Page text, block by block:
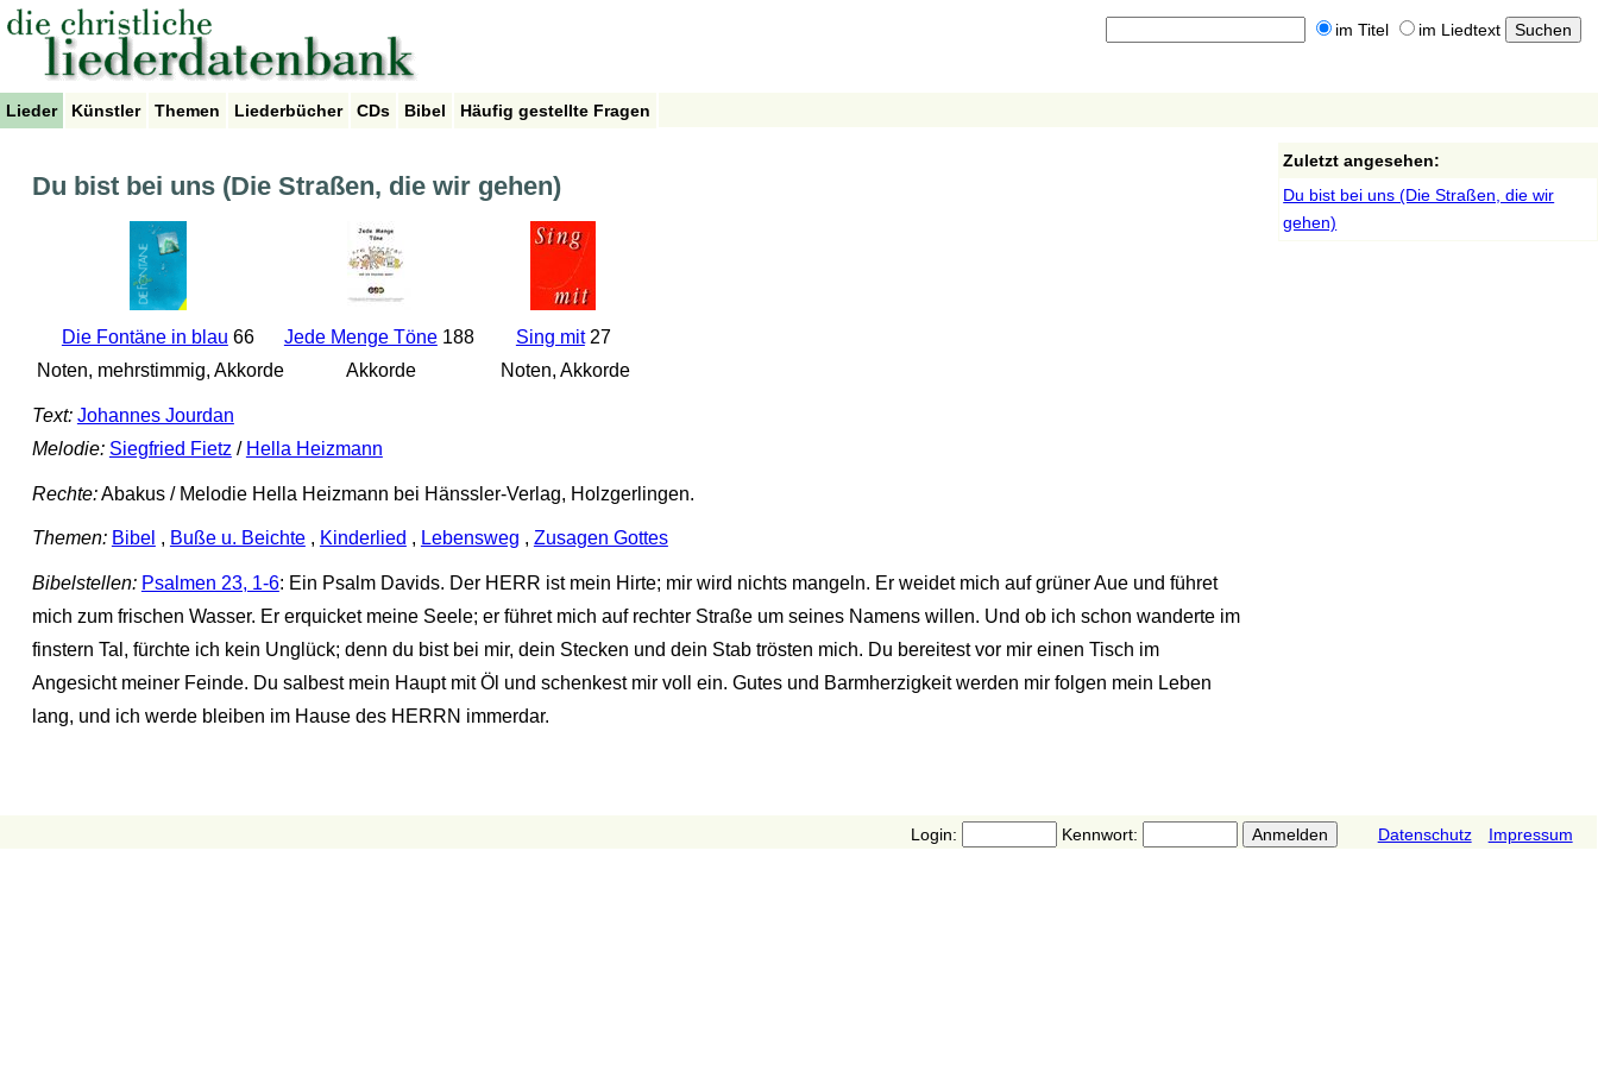
im Titel im Liedtext
Lieder Künstler Themen Liederbücher CDs Bibel Häufig gestellte Fragen
Du bist bei uns (Die Straßen, die wir gehen)
Die Fontäne in blau 66
Noten, mehrstimmig, Akkorde
Jede Menge Töne188
Akkorde
Sing mit27
Noten, Akkorde
Text: Johannes Jourdan
Melodie: Siegfried Fietz / Hella Heizmann
Rechte:Abakus / Melodie Hella Heizmann bei Hänssler-Verlag, Holzgerlingen.
Themen: Bibel , Buße u. Beichte, Kinderlied , Lebensweg , Zusagen Gottes
Bibelstellen: Psalmen 23, 1-6: Ein Psalm Davids. Der HERR ist mein Hirte; mir wird nichts mangeln. Er weidet mich auf grüner Aue und führet
mich zum frischen Wasser. Er erquicket meine Seele; er führet mich auf rechter Straße um seines Namens willen. Und ob ich schon wanderte im
finstern Tal, fürchte ich kein Unglück; denn du bist bei mir, dein Stecken und dein Stab trösten mich. Du bereitest vor mir einen Tisch im
Angesicht meiner Feinde. Du salbest mein Haupt mit Öl und schenkest mir voll ein. Gutes und Barmherzigkeit werden mir folgen mein Leben
lang, und ich werde bleiben im Hause des HERRN immerdar.
Zuletzt angesehen:
Du bist bei uns (Die Straßen, die wir
gehen)
Login: Kennwort: Datenschutz Impressum